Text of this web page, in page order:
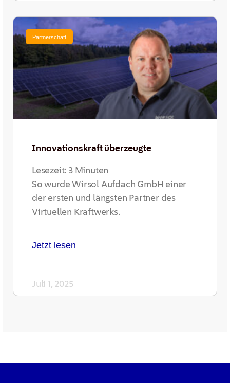
Partnerschaft
Innovationskraft überzeugte
Lesezeit: 3 Minuten
So wurde Wirsol Aufdach GmbH einer
der ersten und längsten Partner des
Virtuellen Kraftwerks.
Jetzt lesen
Juli 1, 2025